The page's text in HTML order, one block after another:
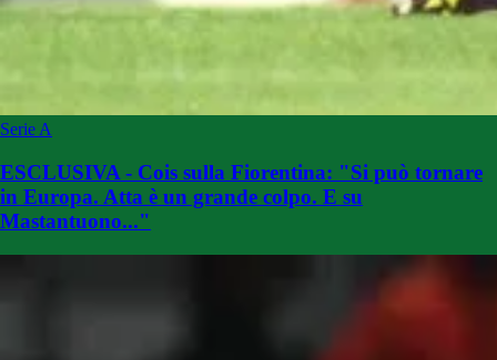
Serie A
ESCLUSIVA - Cois sulla Fiorentina: "Si può tornare
in Europa. Atta è un grande colpo. E su
Mastantuono..."